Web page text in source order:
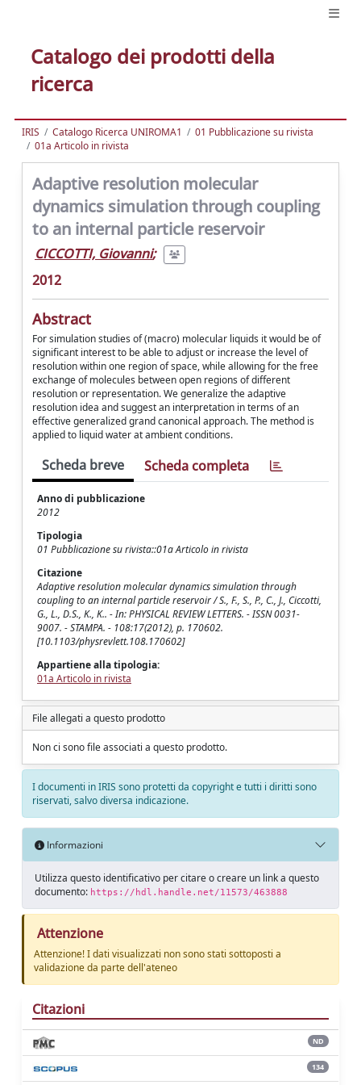
Catalogo dei prodotti della
ricerca
IRIS Catalogo Ricerca UNIROMA1
01 Pubblicazione su rivista
01a Articolo in rivista
Adaptive resolution molecular
dynamics simulation through coupling
to an internal particle reservoir
CICCOTTI, Giovanni;
2012
Abstract
For simulation studies of (macro) molecular liquids it would be of
significant interest to be able to adjust or increase the level of
resolution within one region of space, while allowing for the free
exchange of molecules between open regions of different
resolution or representation. We generalize the adaptive
resolution idea and suggest an interpretation in terms of an
effective generalized grand canonical approach. The method is
applied to liquid water at ambient conditions.
Scheda breve Scheda completa
Anno di pubblicazione
2012
Tipologia
01 Pubblicazione su rivista::01a Articolo in rivista
Citazione
Adaptive resolution molecular dynamics simulation through
coupling to an internal particle reservoir / S., F., S., P., C., J., Ciccotti,
G., L., D.S., K., K.. - In: PHYSICAL REVIEW LETTERS. - ISSN 0031-
9007. - STAMPA. - 108:17(2012), p. 170602.
[10.1103/physrevlett.108.170602]
Appartiene alla tipologia:
01a Articolo in rivista
File allegati a questo prodotto
Non ci sono file associati a questo prodotto.
I documenti in IRIS sono protetti da copyright e tutti i diritti sono
riservati, salvo diversa indicazione.
Informazioni
Utilizza questo identificativo per citare o creare un link a questo
documento: https://hdl.handle.net/11573/463888
Attenzione
Attenzione! I dati visualizzati non sono stati sottoposti a
validazione da parte dell'ateneo
Citazioni
ND
134